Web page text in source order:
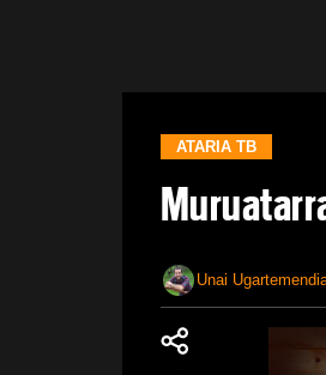
ATARIA TB
Unai